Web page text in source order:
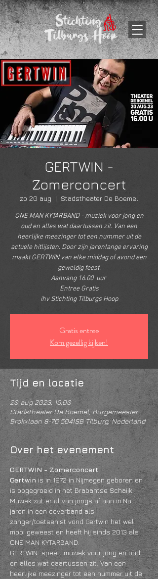
GERTWIN -
Zomerconcert
zo 20 aug
  |
Stadstheater De Boemel
ONE MAN KYTARBAND - muziek voor jong en
oud en alles wat daartussen zit. Van een
heerlijke meezinger tot een nummer uit de
actuele hitlijsten. Door zijn jarenlange ervaring
maakt GERTWIN van elke middag of avond een
geweldig feest.
Aanvang 16.00 uur
Entree Gratis
ihv Stichting Tilburgs Hoop
Gratis entree
Kom gezellig kijken!
Tijd en locatie
20 aug 2023, 16:00
Stadstheater De Boemel, Burgemeester
Brokxlaan 8-76 5041SB Tilburg, Nederland
Over het evenement
GERTWIN - Zomerconcert
Gertwin is in 1972 in Nijmegen geboren en
is opgegroeid in het Brabantse Schaijk.
Muziek zat er al van jongs af aan in.Na
jaren in een coverband als
zanger/toetsenist vond Gertwin het wel
mooi geweest en heeft hij sinds 2013 als
ONE MAN KYTARBAND.
GERTWIN  speelt muziek voor jong en oud
en alles wat daartussen zit. Van een
heerlijke meezinger tot een nummer uit de